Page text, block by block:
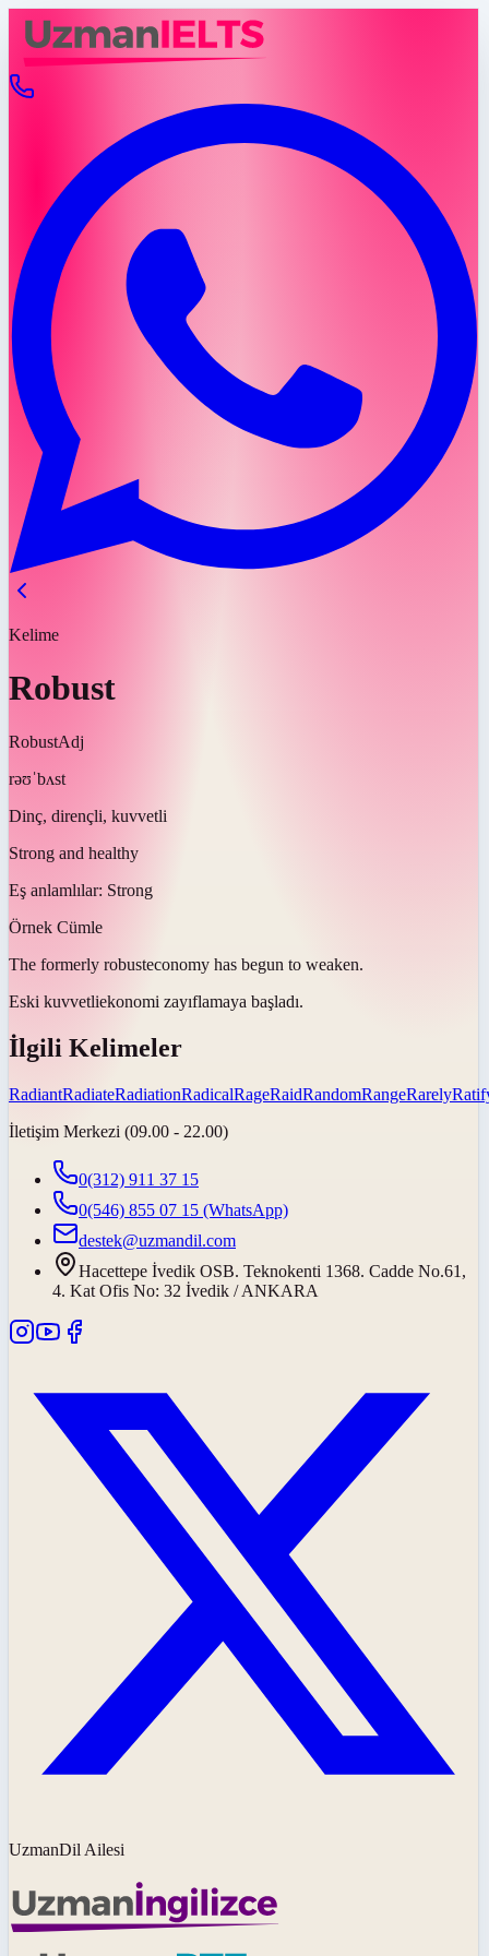
Kelime
Robust
RobustAdj
rəʊˈbʌst
Dinç, dirençli, kuvvetli
Strong and healthy
Eş anlamlılar: Strong
Örnek Cümle
The formerly robusteconomy has begun to weaken.
Eski kuvvetliekonomi zayıflamaya başladı.
İlgili Kelimeler
RadiantRadiateRadiationRadicalRageRaidRandomRangeRarely
İletişim Merkezi (09.00 - 22.00)
0(312) 911 37 15
0(546) 855 07 15 (WhatsApp)
destek@uzmandil.com
Hacettepe İvedik OSB. Teknokenti 1368. Cadde No.61,
4. Kat Ofis No: 32 İvedik / ANKARA
UzmanDil Ailesi